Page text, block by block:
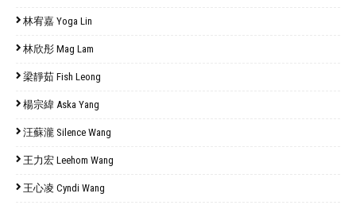
林宥嘉 Yoga Lin
林欣彤 Mag Lam
梁靜茹 Fish Leong
楊宗緯 Aska Yang
汪蘇瀧 Silence Wang
王力宏 Leehom Wang
王心凌 Cyndi Wang